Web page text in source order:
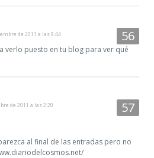
de 2011 a las 9:44
verlo puesto en tu blog para ver qué
de 2011 a las 2:20
al final de las entradas pero no